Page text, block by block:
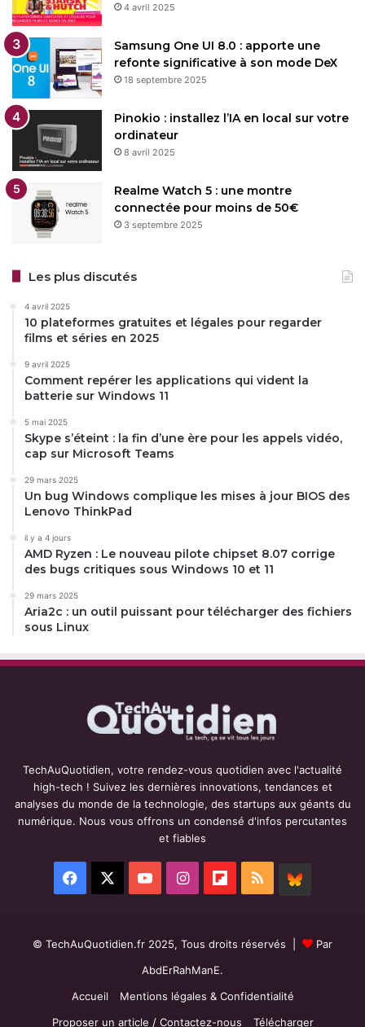
4 avril 2025
Samsung One UI 8.0 : apporte une
refonte significative à son mode DeX
18 septembre 2025
Pinokio : installez l’IA en local sur votre
ordinateur
8 avril 2025
Realme Watch 5 : une montre
connectée pour moins de 50€
3 septembre 2025
Les plus discutés
4 avril 2025
10 plateformes gratuites et légales pour regarder
films et séries en 2025
9 avril 2025
Comment repérer les applications qui vident la
batterie sur Windows 11
5 mai 2025
Skype s’éteint : la fin d’une ère pour les appels vidéo,
cap sur Microsoft Teams
29 mars 2025
Un bug Windows complique les mises à jour BIOS des
Lenovo ThinkPad
il y a 4 jours
AMD Ryzen : Le nouveau pilote chipset 8.07 corrige
des bugs critiques sous Windows 10 et 11
29 mars 2025
Aria2c : un outil puissant pour télécharger des fichiers
sous Linux
TechAuQuotidien, votre rendez-vous quotidien avec l'actualité
high-tech ! Suivez les dernières innovations, tendances et
analyses du monde de la technologie, des startups aux géants du
numérique. Nous vous offrons un condensé d'infos percutantes
et fiables
Facebook YouTubeInstagramFlipboard
RSS
© TechAuQuotidien.fr 2025, Tous droits réservés |
Par
AbdErRahManE.
Accueil
Mentions légales & Confidentialité
Proposer un article / Contactez-nous
Télécharger